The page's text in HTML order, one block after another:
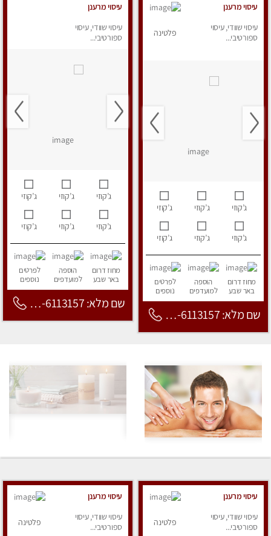
עיסוי מרענן
עיסוי שוודי, עיסוי
ספורטיבי...
פלטינה
ג’קוזי ג’קוזי ג’קוזי
ג’קוזי ג’קוזי ג’קוזי
מחוז דרום
באר שבע
הוספה
למועדפים
לפרטים
נוספים
שם מלא: 053-6113157
עיסוי מרענן
עיסוי שוודי, עיסוי
ספורטיבי...
ג’קוזי ג’קוזי ג’קוזי
ג’קוזי ג’קוזי ג’קוזי
מחוז דרום
באר שבע
הוספה
למועדפים
לפרטים
נוספים
שם מלא: 053-6113157
עיסוי מרענן
עיסוי שוודי, עיסוי
ספורטיבי...
פלטינה
עיסוי מרענן
עיסוי שוודי, עיסוי
ספורטיבי...
פלטינה